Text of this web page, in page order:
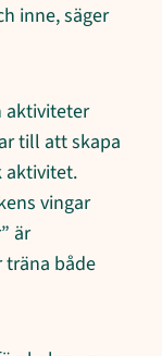
inne, säger
aktiviteter
till att skapa
aktivitet.
vingar
är
träna både